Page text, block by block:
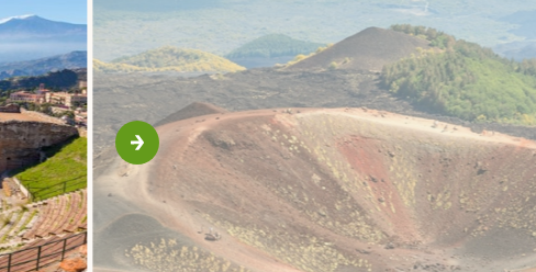
Volgende